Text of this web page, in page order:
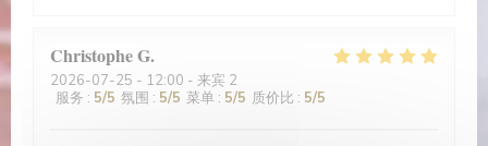
ChristopheG
2026-07-25 - 12:00 - 来宾 2
服务 : 5/5 氛围 : 5/5 菜单 : 5/5 质价比 : 5/5